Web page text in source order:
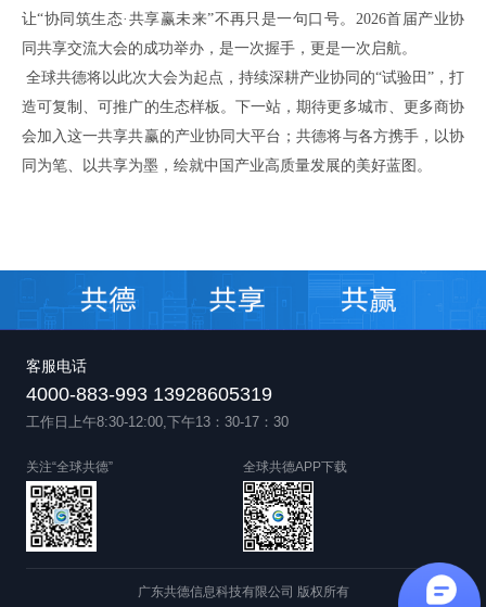
让“协同筑生态·共享赢未来”不再只是一句口号。 2026首届产业协
同共享交流大会的成功举办，是一次握手，更是一次启航。
全球共德将以此次大会为起点，持续深耕产业协同的“试验田”，打
造可复制、可推广的生态样板。下一站，期待更多城市、更多商协
会加入这一共享共赢的产业协同大平台；共德将与各方携手，以协
同为笔、以共享为墨，绘就中国产业高质量发展的美好蓝图。
客服电话
4000-883-993 13928605319
工作日上午8:30-12:00,下午13：30-17：30
关注“全球共德” 全球共德APP下载
广东共德信息科技有限公司 版权所有